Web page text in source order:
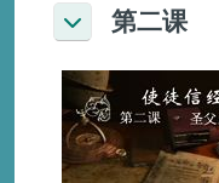
折叠 第二课